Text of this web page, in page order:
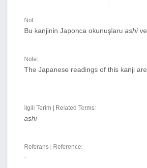
Not:
Bu kanjinin Japonca okunuşlaru ashive
Note:
The Japanese readings of this kanji are
İlgili Terim | Related Terms:
ashi
Referans | Reference:
-